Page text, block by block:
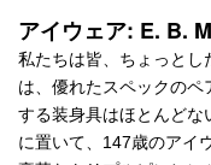
アイウェア: E. B.
私たちは皆、ちょっと
は、優れたスペックの
する装身具はほとんど
に置いて、147歳のアイ